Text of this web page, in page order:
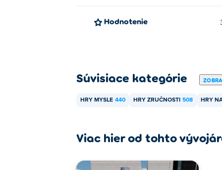
Hodnotenie
Súvisiace kategórie
HRY MYSLE 440 HRY ZRUČNOSTI 508 HRY
Viac hier od tohto